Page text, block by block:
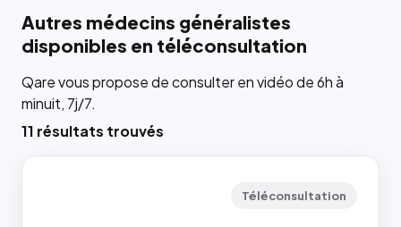
Autres médecins généralistes
disponibles en téléconsultation
Qare vous propose de consulter en vidéo de 6h à
minuit, 7j/7.
11 résultats trouvés
Téléconsultation